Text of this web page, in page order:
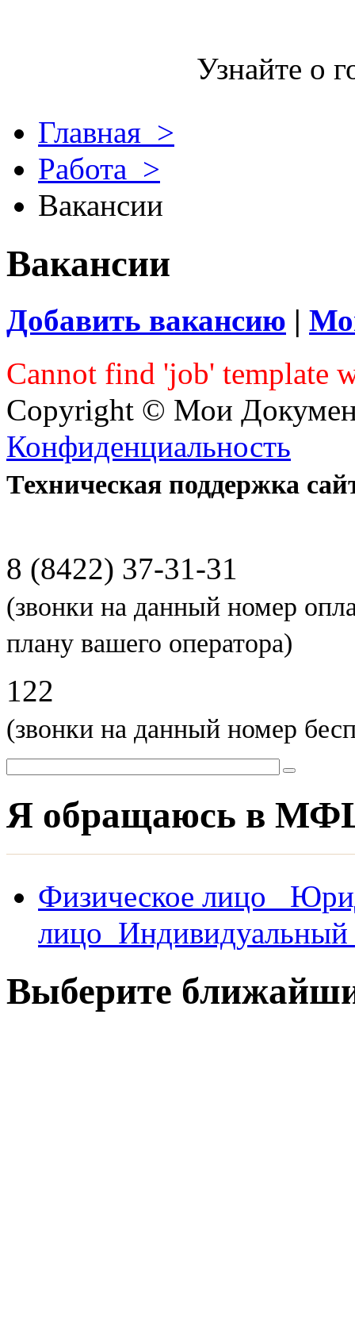
Узнайте о
Главная >
Работа >
Вакансии
Вакансии
Добавить вакансию |
Cannot find 'job' template
Copyright © Мои
Конфиденциальность
Техническая поддержка
8 (8422) 37-31-31
(звонки на данный номер
плану вашего оператора)
122
(звонки на данный номер
Я обращаюсь в
Физическое лицо
лицо Индивидуальный
Выберите